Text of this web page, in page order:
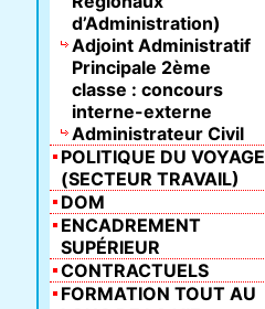
d’Administration)
Adjoint Administratif
Principale 2ème
classe : concours
interne-externe
Administrateur Civil
POLITIQUE DU VOYAGE
(SECTEUR TRAVAIL)
DOM
ENCADREMENT
SUPÉRIEUR
CONTRACTUELS
FORMATION TOUT AU